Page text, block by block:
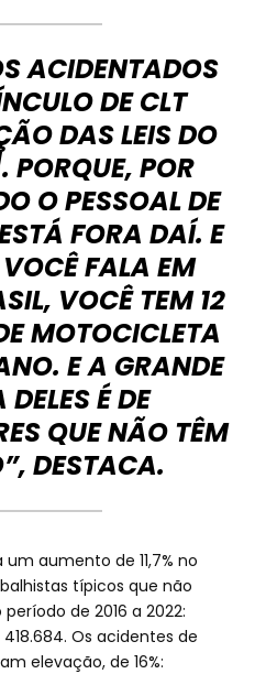
ACIDENTADOS
DE CLT
DAS LEIS DO
POR
O PESSOAL DE
FORA DAÍ. E
FALA EM
VOCÊ TEM 12
MOTOCICLETA
E A GRANDE
É DE
QUE NÃO TÊM
DESTACA.
aumento de 11,7% no
típicos que não
de 2016 a 2022:
Os acidentes de
elevação, de 16%: